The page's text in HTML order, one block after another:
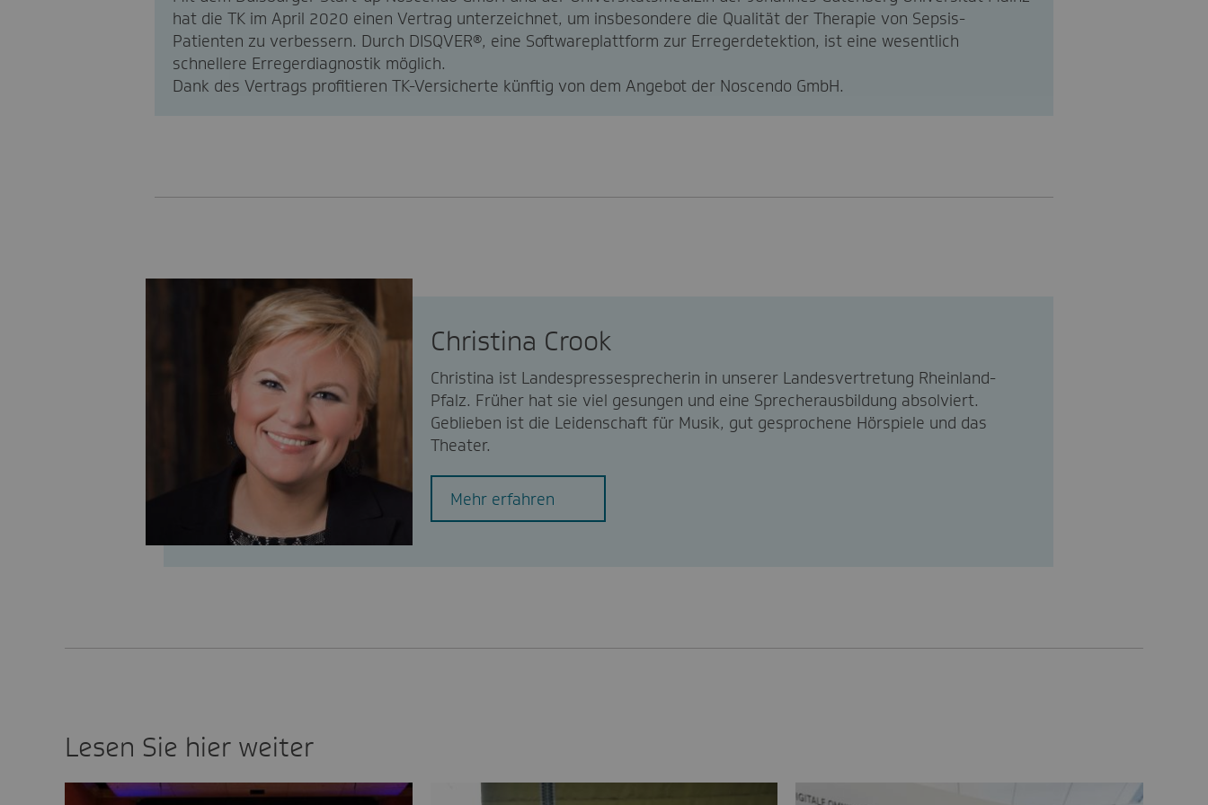
hat die TK im April 2020 einen Vertrag unterzeichnet, um insbesondere die Qualität der Therapie von Sepsis-
Patienten zu verbessern. Durch DISQVER®, eine Softwareplattform zur Erregerdetektion, ist eine wesentlich
schnellere Erregerdiagnostik möglich.
Dank des Vertrags profitieren TK-Versicherte künftig von dem Angebot der Noscendo GmbH.
Christina Crook
Christina ist Landespressesprecherin in unserer Landesvertretung Rheinland-
Pfalz. Früher hat sie viel gesungen und eine Sprecherausbildung absolviert.
Geblieben ist die Leidenschaft für Musik, gut gesprochene Hörspiele und das
Theater.
Mehr erfahren
Lesen Sie hier weiter